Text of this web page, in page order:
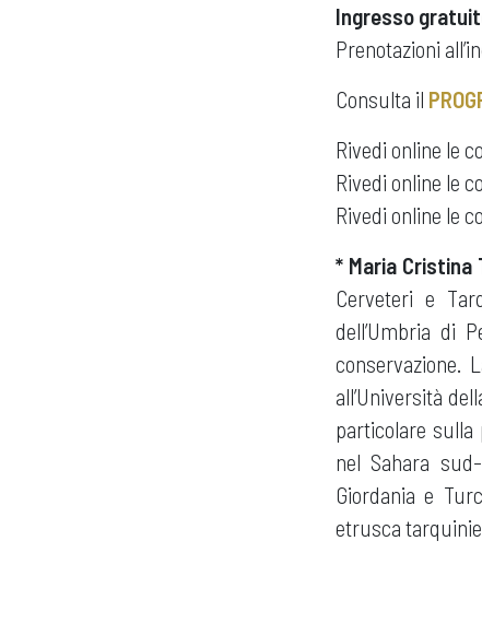
Ingresso
Prenotazioni
Consulta il
Rivedi online le
Rivedi online le
Rivedi online le
* Maria
Cerveteri e
dell’Umbria di
conservazione.
all’Università
particolare
nel Sahara
Giordania e
etrusca